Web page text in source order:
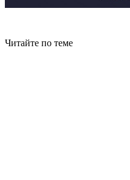
Читайте по теме